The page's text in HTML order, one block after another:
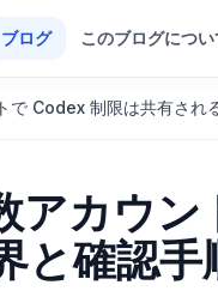
ブログ このブログについ
で Codex 制限は共有され
アカウ
と確認手